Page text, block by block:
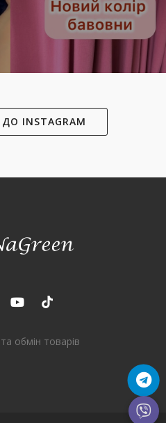
INSTAGRAM
обмін товарів